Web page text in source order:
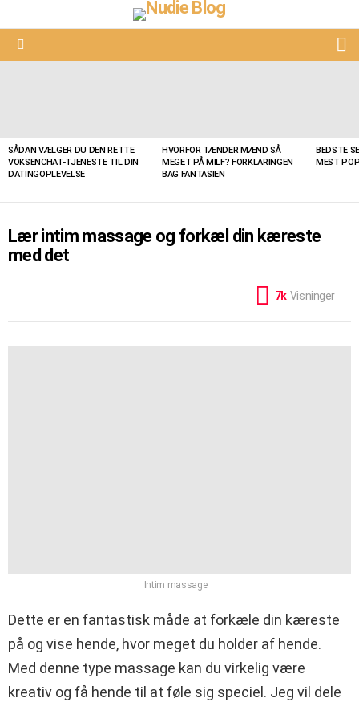
SÅDAN VÆLGER DU DEN RETTE
VOKSENCHAT-TJENESTE TIL DIN
DATINGOPLEVELSE
HVORFOR TÆNDER MÆND SÅ
MEGET PÅ MILF? FORKLARINGEN
BAG FANTASIEN
BEDSTE
MEST
Lær intim massage og forkæl din kæreste
med det
7k Visninger
Intim massage
Dette er en fantastisk måde at forkæle din kæreste
på og vise hende, hvor meget du holder af hende.
Med denne type massage kan du virkelig være
kreativ og få hende til at føle sig speciel. Jeg vil dele